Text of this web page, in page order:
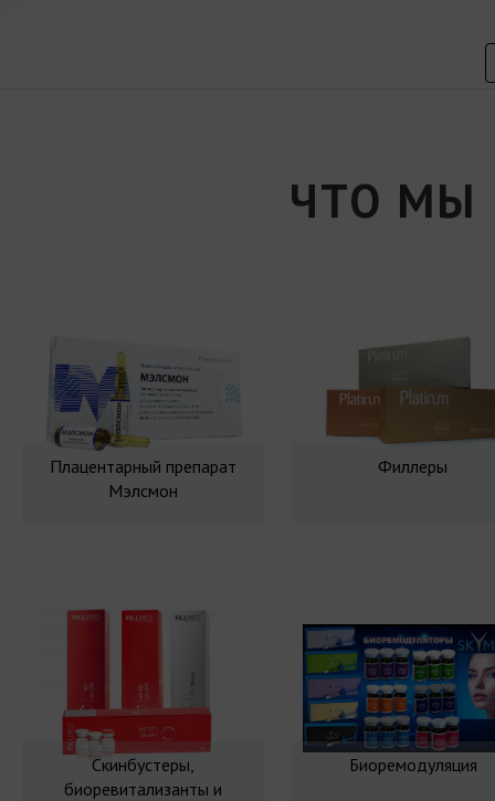
ЧТО МЫ
Плацентарный препарат
Мэлсмон
Филлеры
Скинбустеры,
биоревитализанты и
Биоремодуляция